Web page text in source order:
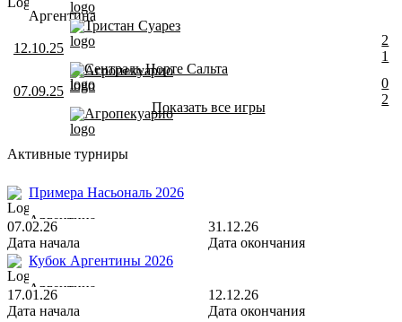
Аргентина
12.10.25
Тристан Суарез
Агропекуарио
2
1
07.09.25
Сентраль Норте Сальта
Агропекуарио
0
2
Показать все игры
Активные турниры
Примера Насьональ 2026
Аргентина
07.02.26
Дата начала
31.12.26
Дата окончания
Кубок Аргентины 2026
Аргентина
17.01.26
Дата начала
12.12.26
Дата окончания